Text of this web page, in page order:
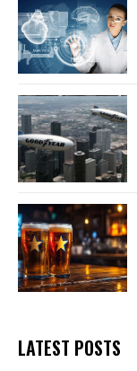
LATEST POSTS